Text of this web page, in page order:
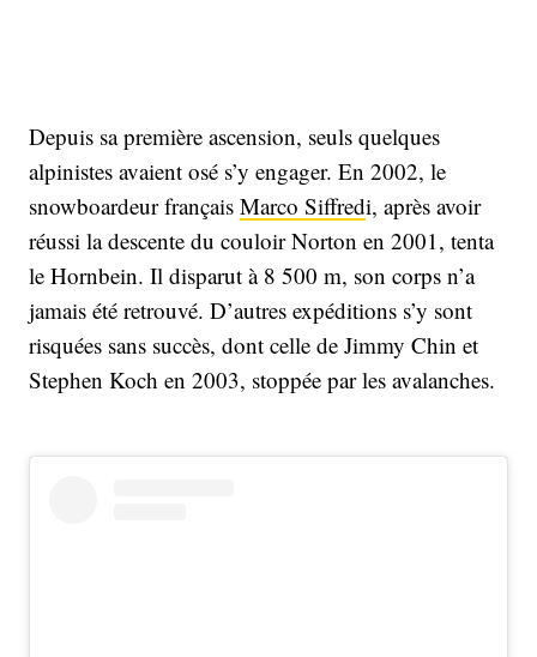
Depuis sa première ascension, seuls quelques
alpinistes avaient osé s’y engager. En 2002, le
snowboardeur français Marco Siffredi, après avoir
réussi la descente du couloir Norton en 2001, tenta
le Hornbein. Il disparut à 8 500 m, son corps n’a
jamais été retrouvé. D’autres expéditions s’y sont
risquées sans succès, dont celle de Jimmy Chin et
Stephen Koch en 2003, stoppée par les avalanches.